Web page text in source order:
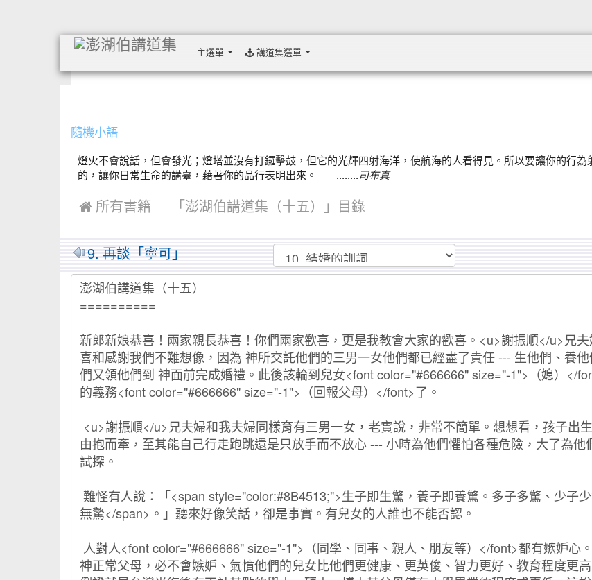
主選單 講道集選單
隨機小語
燈火不會說話，但會發光；燈塔並沒有打鑼擊鼓，但它的光輝四射海洋，使航海的人看得見。所以要讓你的行為
的，讓你日常生命的講臺，藉著你的品行表明出來。 ........司布真
 所有書籍 「澎湖伯講道集（十五）」目錄
MarkDown
9. 再談「寧可」